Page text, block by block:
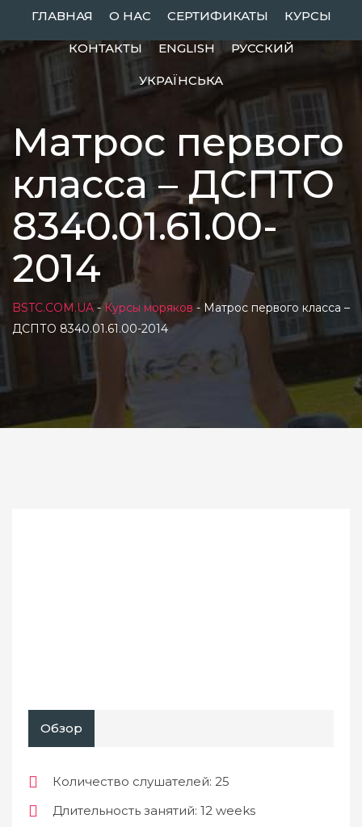
content
ГЛАВНАЯ О НАС СЕРТИФИКАТЫ КУРСЫ
КОНТАКТЫ ENGLISH РУССКИЙ
УКРАЇНСЬКА
Матрос первого
класса – ДСПТО
8340.01.61.00-
2014
BSTC.COM.UA - Курсы моряков - Матрос первого класса –
ДСПТО 8340.01.61.00-2014
Обзор
Количество слушателей: 25
Длительность занятий: 12 weeks